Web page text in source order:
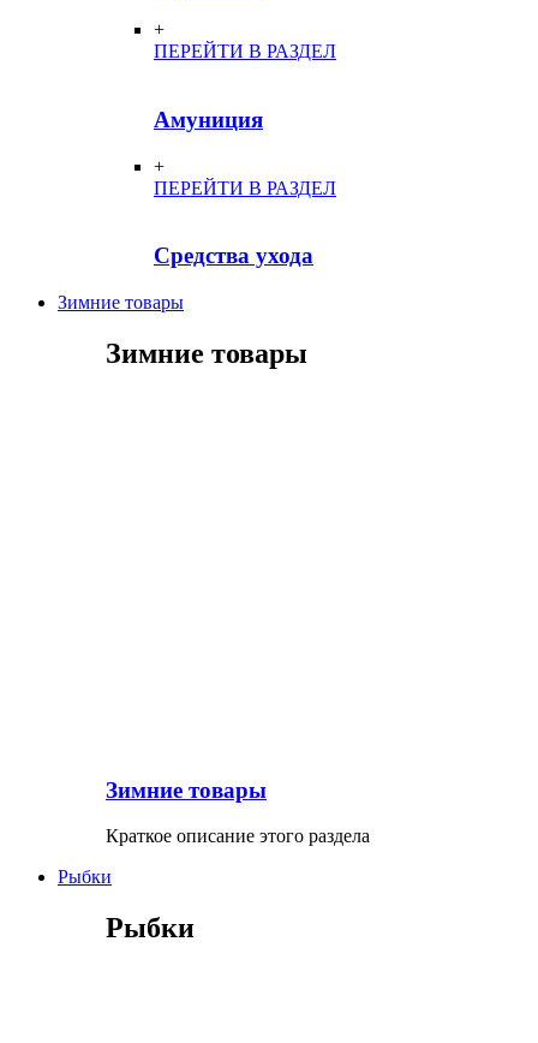
+
ПЕРЕЙТИ В РАЗДЕЛ
Амуниция
+
ПЕРЕЙТИ В РАЗДЕЛ
Средства ухода
Зимние товары
Зимние товары
Зимние товары
Краткое описание этого раздела
Рыбки
Рыбки